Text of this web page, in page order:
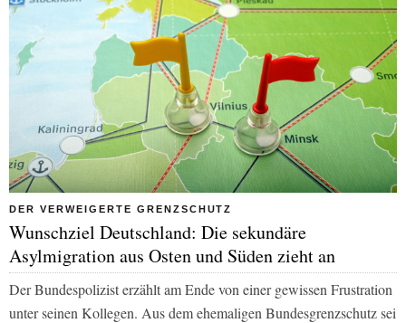
DER VERWEIGERTE GRENZSCHUTZ
Wunschziel Deutschland: Die sekundäre
Asylmigration aus Osten und Süden zieht an
Der Bundespolizist erzählt am Ende von einer gewissen Frustration
unter seinen Kollegen. Aus dem ehemaligen Bundesgrenzschutz sei